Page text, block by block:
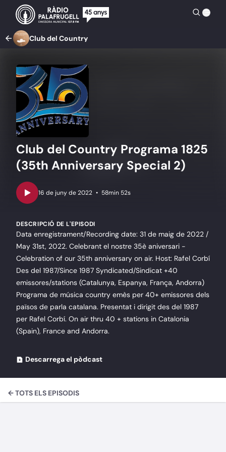
Club del Country
Club del Country Programa 1825
(35th Anniversary Special 2)
• 58min 52s
DESCRIPCIÓ DE L'EPISODI
Data enregistrament/Recording date: 31 de maig de 2022 /
May 31st, 2022. Celebrant el nostre 35è aniversari -
Celebration of our 35th anniversary on air. Host: Rafel Corbí
Des del 1987/Since 1987 Syndicated/Sindicat +40
emissores/stations (Catalunya, Espanya, França, Andorra)
Programa de música country emès per 40+ emissores dels
països de parla catalana. Presentat i dirigit des del 1987
per Rafel Corbí. On air thru 40 + stations in Catalonia
(Spain), France and Andorra.
Descarrega el pòdcast
← TOTS ELS EPISODIS